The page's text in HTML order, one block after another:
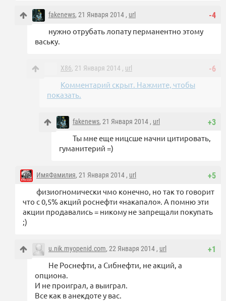
-4
fakenews, 21 Января 2014 , url
нужно отрубать лопату перманентно этому
ваську.
-6
X86, 21 Января 2014 , url
Комментарий скрыт. Нажмите, чтобы
показать.
+3
fakenews, 21 Января 2014 , url
Ты мне еще ницсше начни цитировать,
гуманитерий =)
+5
ИмяФамилия, 21 Января 2014 , url
физиогномически чмо конечно, но так то говорит
что с 0,5% акций роснефти «накапало». А помню эти
акции продавались = никому не запрещали покупать
;)
+1
u.nik.myopenid.com, 22 Января 2014 , url
Не Роснефти, а Сибнефти, не акций, а
опциона.
И не проиграл, а выиграл.
Все как в анекдоте у вас.